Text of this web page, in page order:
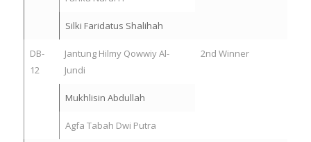
Silki Faridatus Shalihah
DB-
12
Jantung Hilmy Qowwiy Al-
Jundi
2nd Winner
Mukhlisin Abdullah
⁠Agfa Tabah Dwi Putra